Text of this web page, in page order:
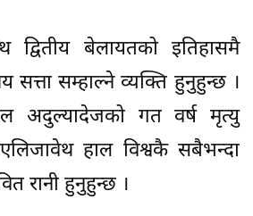
द्वितीय बेलायतको इतिहासमै
सत्ता सम्हाल्ने व्यक्ति हुनुहुन्छ ।
अदुल्यादेजको गत वर्ष मृत्यु
हाल विश्वकै सबैभन्दा
रानी हुनुहुन्छ ।